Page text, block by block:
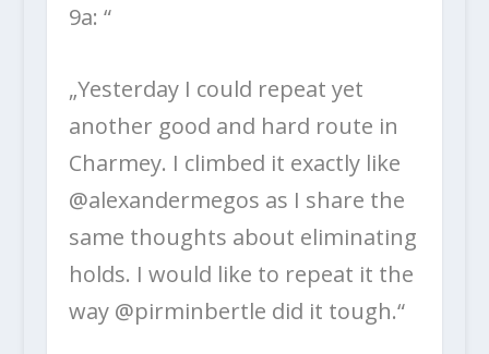
9a: “
„Yesterday I could repeat yet
another good and hard route in
Charmey. I climbed it exactly like
@alexandermegos as I share the
same thoughts about eliminating
holds. I would like to repeat it the
way @pirminbertle did it tough.“